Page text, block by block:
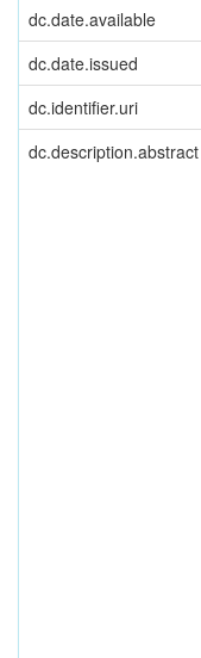
dc.date.available
dc.date.issued
dc.identifier.uri
dc.description.abstract